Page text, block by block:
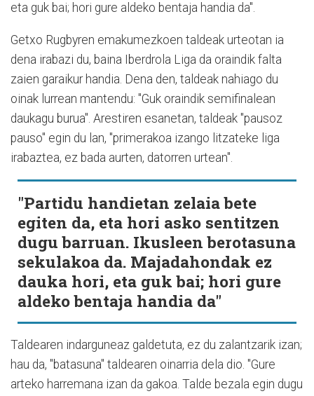
eta guk bai; hori gure aldeko bentaja handia da".
Getxo Rugbyren emakumezkoen taldeak urteotan ia
dena irabazi du, baina Iberdrola Liga da oraindik falta
zaien garaikur handia. Dena den, taldeak nahiago du
oinak lurrean mantendu: "Guk oraindik semifinalean
daukagu burua". Arestiren esanetan, taldeak "pausoz
pauso" egin du lan, "primerakoa izango litzateke liga
irabaztea, ez bada aurten, datorren urtean".
"Partidu handietan zelaia bete
egiten da, eta hori asko sentitzen
dugu barruan. Ikusleen berotasuna
sekulakoa da. Majadahondak ez
dauka hori, eta guk bai; hori gure
aldeko bentaja handia da"
Taldearen indarguneaz galdetuta, ez du zalantzarik izan;
hau da, "batasuna" taldearen oinarria dela dio. "Gure
arteko harremana izan da gakoa. Talde bezala egin dugu